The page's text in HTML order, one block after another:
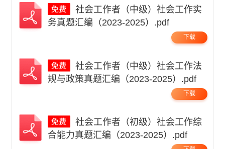
社会工作者（中级）社会工作实
务真题汇编（2023-2025）.pdf
下载
社会工作者（中级）社会工作法
规与政策真题汇编（2023-2025）.pdf
下载
社会工作者（初级）社会工作综
合能力真题汇编（2023-2025）.pdf